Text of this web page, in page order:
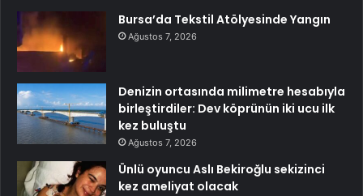
Bursa’da Tekstil Atölyesinde Yangın
Ağustos 7, 2026
Denizin ortasında milimetre hesabıyla
birleştirdiler: Dev köprünün iki ucu ilk
kez buluştu
Ağustos 7, 2026
Ünlü oyuncu Aslı Bekiroğlu sekizinci
kez ameliyat olacak